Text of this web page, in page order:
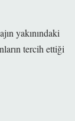
yakınındaki
tercih ettiği